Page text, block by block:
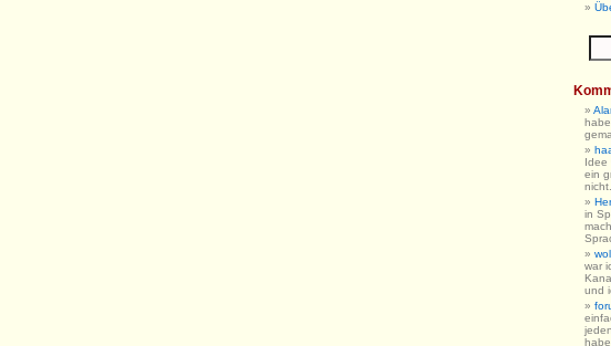
Idee
ein
in
war
und
habe